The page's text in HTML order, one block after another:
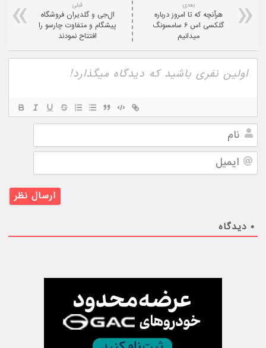
قبلی
ال‌جی و گلدیران فروشگاه
پیشگام و متفاوت چارسو را
افتتاح نمودند
بعدی:
هرآنچه که تا امروز درباره
گلکسی اس ۶ سامسونگ
میدانیم
نام
ایمیل
۰ دیدگاه